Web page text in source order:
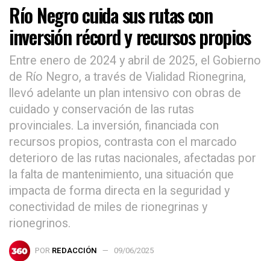
Río Negro cuida sus rutas con
inversión récord y recursos propios
Entre enero de 2024 y abril de 2025, el Gobierno
de Río Negro, a través de Vialidad Rionegrina,
llevó adelante un plan intensivo con obras de
cuidado y conservación de las rutas
provinciales. La inversión, financiada con
recursos propios, contrasta con el marcado
deterioro de las rutas nacionales, afectadas por
la falta de mantenimiento, una situación que
impacta de forma directa en la seguridad y
conectividad de miles de rionegrinas y
rionegrinos.
POR REDACCIÓN 09/06/2025